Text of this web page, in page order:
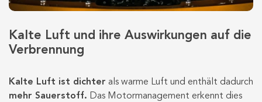
Kalte Luft und ihre Auswirkungen auf die
Verbrennung
Kalte Luft ist dichter als warme Luft und enthält dadurch
mehr Sauerstoff. Das Motormanagement erkennt dies